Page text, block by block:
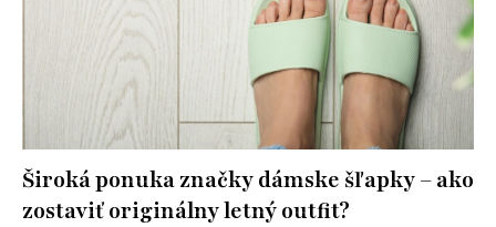
Široká ponuka značky dámske šľapky – ako
zostaviť originálny letný outfit?